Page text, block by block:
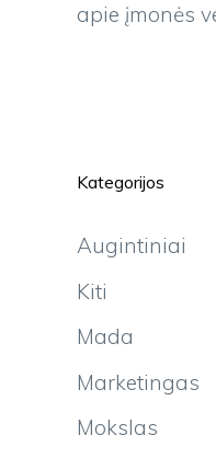
apie įmonės
Kategorijos
Augintiniai
Kiti
Mada
Marketingas
Mokslas